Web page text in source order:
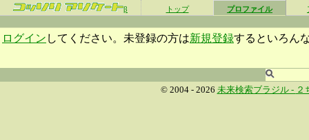
β トップ プロファイル
ログイン してください。未登録の方は新規登録するといろん
© 2004 - 2026 未来検索ブラジル - ２